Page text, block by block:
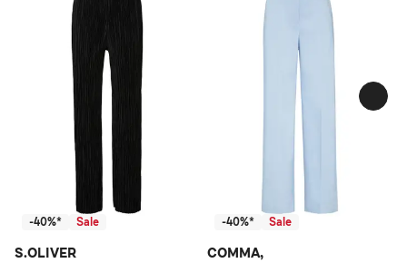
-40%* Sale
S.OLIVER
-40%* Sale
COMMA,